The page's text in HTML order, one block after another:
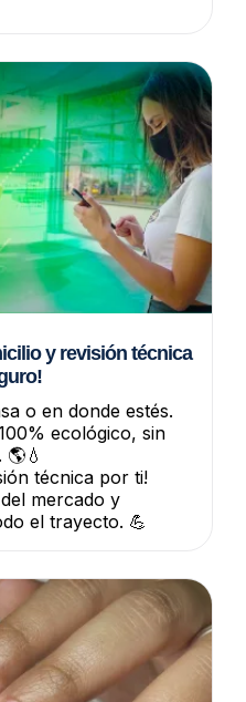
y revisión técnica
o en donde estés.
ecológico, sin
técnica por ti!
mercado y
el trayecto. 💪